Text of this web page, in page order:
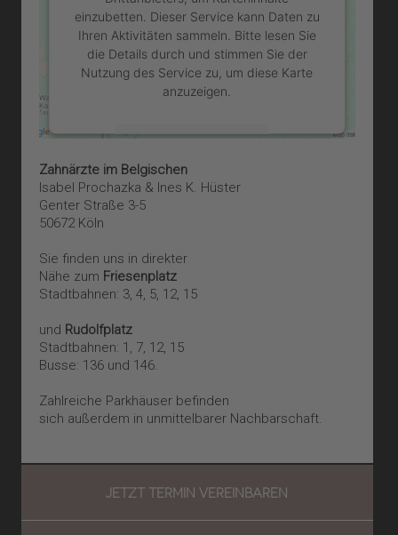
einzubetten. Dieser Service kann Daten zu
Ihren Aktivitäten sammeln. Bitte lesen Sie
die Details durch und stimmen Sie der
Nutzung des Service zu, um diese Karte
anzuzeigen.
Mehr Informationen
Akzeptieren
powered by
Zahnärzte im Belgischen
Isabel Prochazka & Ines K. Hüster
Genter Straße 3-5
50672 Köln
Sie finden uns in direkter
Nähe zum Friesenplatz
Stadtbahnen: 3, 4, 5, 12, 15
und Rudolfplatz
Stadtbahnen: 1, 7, 12, 15
Busse: 136 und 146.
Zahlreiche Parkhäuser befinden
sich außerdem in unmittelbarer Nachbarschaft.
JETZT TERMIN VEREINBAREN